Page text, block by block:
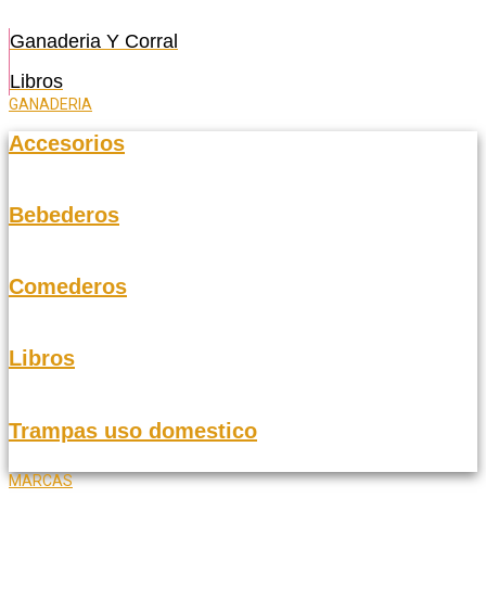
Ganaderia Y Corral
Libros
GANADERIA
Accesorios
Bebederos
Comederos
Libros
Trampas uso domestico
MARCAS